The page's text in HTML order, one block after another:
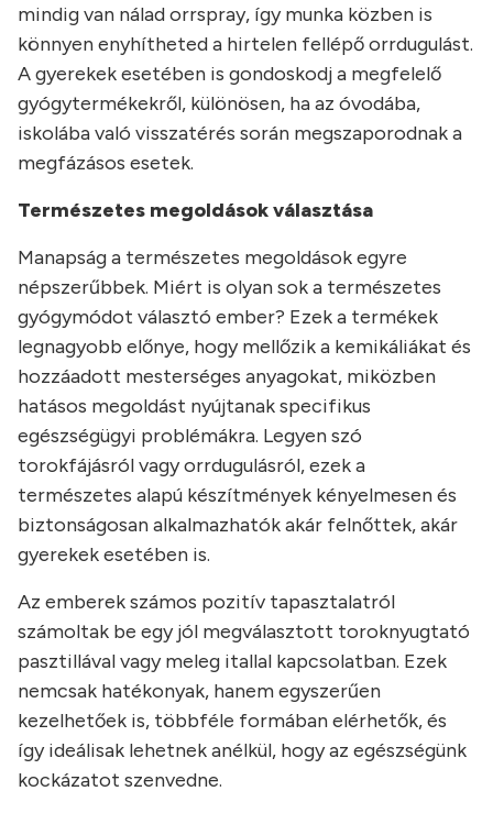
mindig van nálad orrspray, így munka közben is
könnyen enyhítheted a hirtelen fellépő orrdugulást.
A gyerekek esetében is gondoskodj a megfelelő
gyógytermékekről, különösen, ha az óvodába,
iskolába való visszatérés során megszaporodnak a
megfázásos esetek.
Természetes megoldások választása
Manapság a természetes megoldások egyre
népszerűbbek. Miért is olyan sok a természetes
gyógymódot választó ember? Ezek a termékek
legnagyobb előnye, hogy mellőzik a kemikáliákat és
hozzáadott mesterséges anyagokat, miközben
hatásos megoldást nyújtanak specifikus
egészségügyi problémákra. Legyen szó
torokfájásról vagy orrdugulásról, ezek a
természetes alapú készítmények kényelmesen és
biztonságosan alkalmazhatók akár felnőttek, akár
gyerekek esetében is.
Az emberek számos pozitív tapasztalatról
számoltak be egy jól megválasztott toroknyugtató
pasztillával vagy meleg itallal kapcsolatban. Ezek
nemcsak hatékonyak, hanem egyszerűen
kezelhetőek is, többféle formában elérhetők, és
így ideálisak lehetnek anélkül, hogy az egészségünk
kockázatot szenvedne.